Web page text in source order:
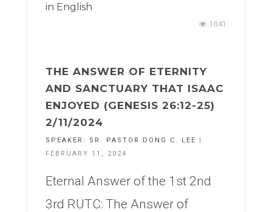
in English
1041
THE ANSWER OF ETERNITY
AND SANCTUARY THAT ISAAC
ENJOYED (GENESIS 26:12-25)
2/11/2024
SPEAKER: SR. PASTOR DONG C. LEE
|
FEBRUARY 11, 2024
Eternal Answer of the 1st 2nd
3rd RUTC: The Answer of